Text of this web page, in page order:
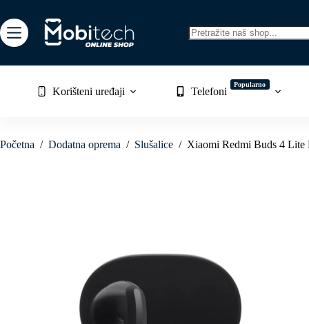
to
content
Korišteni uređaji Telefoni
Popularno
Početna / Dodatna oprema / Slušalice / Xiaomi Redmi Buds 4 Lite